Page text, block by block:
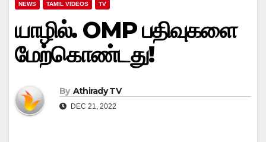
NEWS TAMIL VIDEOS TV
யாழில். OMP பதிவுகளை
மேற்கொண்டது!
By Athirady TV
DEC 21, 2022